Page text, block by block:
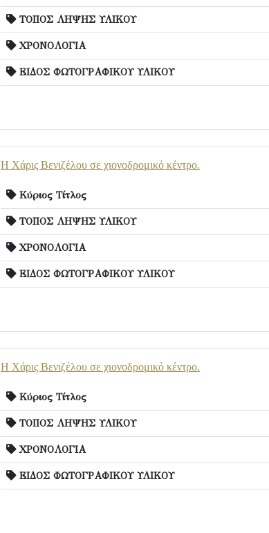
ΤΟΠΟΣ ΛΗΨΗΣ ΥΛΙΚΟΥ
ΧΡΟΝΟΛΟΓΙΑ
ΕΙΔΟΣ ΦΩΤΟΓΡΑΦΙΚΟΥ ΥΛΙΚΟΥ
Η Χάρις Βενιζέλου σε χιονοδρομικό κέντρο.
Κύριος Τίτλος
ΤΟΠΟΣ ΛΗΨΗΣ ΥΛΙΚΟΥ
ΧΡΟΝΟΛΟΓΙΑ
ΕΙΔΟΣ ΦΩΤΟΓΡΑΦΙΚΟΥ ΥΛΙΚΟΥ
Η Χάρις Βενιζέλου σε χιονοδρομικό κέντρο.
Κύριος Τίτλος
ΤΟΠΟΣ ΛΗΨΗΣ ΥΛΙΚΟΥ
ΧΡΟΝΟΛΟΓΙΑ
ΕΙΔΟΣ ΦΩΤΟΓΡΑΦΙΚΟΥ ΥΛΙΚΟΥ